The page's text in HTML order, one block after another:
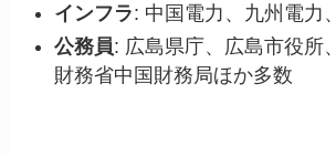
インフラ: 中国電力、九州電力
公務員: 広島県庁、広島市役所
財務省中国財務局ほか多数